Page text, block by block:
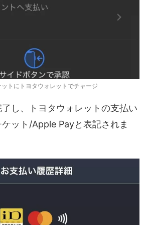
ットにトヨタウォレットでチャージ
し、トヨタウォレットの支払い
ット/Apple Payと表記されま